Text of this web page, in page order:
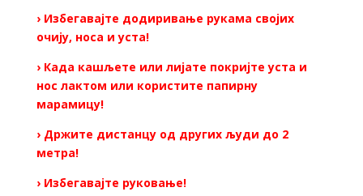
› Избегавајте додиривање рукама својих
очију, носа и уста!
› Када кашљете или лијате покријте уста и
нос лактом или користите папирну
марамицу!
› Држите дистанцу од других људи до 2
метра!
› Избегавајте руковање!